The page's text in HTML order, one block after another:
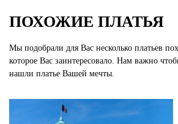
ПОХОЖИЕ ПЛАТЬЯ
Мы подобрали для Вас несколько платьев
которое Вас заинтересовало. Нам важно
нашли платье Вашей мечты.